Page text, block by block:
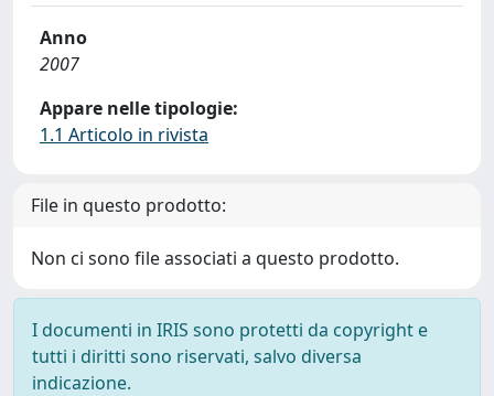
Anno
2007
Appare nelle tipologie:
1.1 Articolo in rivista
File in questo prodotto:
Non ci sono file associati a questo prodotto.
I documenti in IRIS sono protetti da copyright e
tutti i diritti sono riservati, salvo diversa
indicazione.